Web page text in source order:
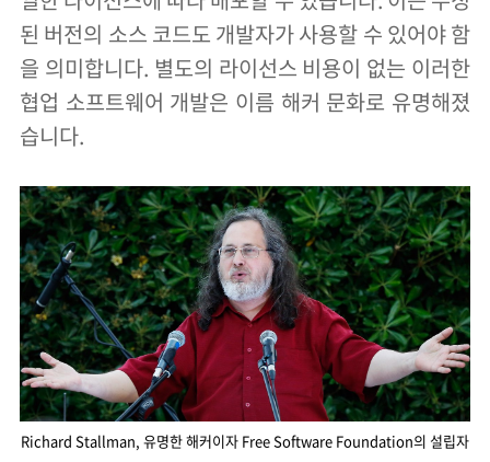
된 버전의 소스 코드도 개발자가 사용할 수 있어야 함
을 의미합니다. 별도의 라이선스 비용이 없는 이러한
협업 소프트웨어 개발은 ​​이름 해커 문화로 유명해졌
습니다.
Richard Stallman, 유명한 해커이자 Free Software Foundation의 설립자